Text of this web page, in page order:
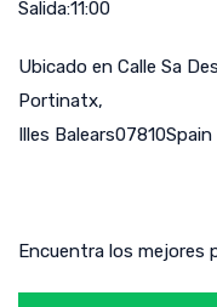
Salida:11:00
Ubicado en Calle Sa
Portinatx,
Illes Balears07810Spain
Encuentra los mejores